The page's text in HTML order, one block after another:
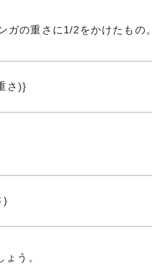
ガの重さに1/2をかけたもの。
さ)}
)
う。